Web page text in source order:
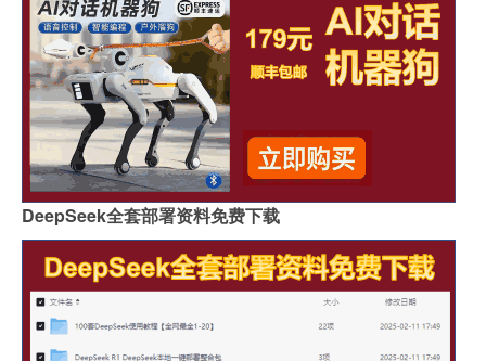
DeepSeek全套部署资料免费下载